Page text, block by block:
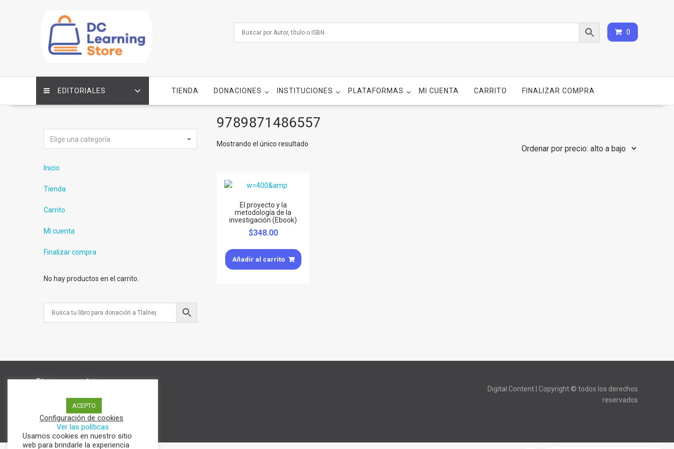
0
EDITORIALES TIENDA DONACIONES INSTITUCIONES PLATAFORMAS MI CUENTA CARRITO FINALIZAR COMPRA
9789871486557
Mostrando el único resultado
El proyecto y la
metodología de la
investigación (Ebook)
$348.00
Añadir al carrito
Elige una categoría
Inicio
Tienda
Carrito
Mi cuenta
Finalizar compra
No hay productos en el carrito.
Términos y condiciones
Política de cookies
Digital Content | Copyright © todos los derechos
reservados
ACEPTO
Configuración de cookies
Ver las políticas
Usamos cookies en nuestro sitio
web para brindarle la experiencia